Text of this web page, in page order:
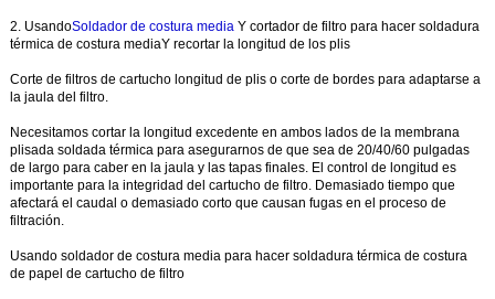
2. UsandoSoldador de costura media Y cortador de filtro para hacer soldadura
térmica de costura mediaY recortar la longitud de los plis
Corte de filtros de cartucho longitud de plis o corte de bordes para adaptarse a
la jaula del filtro.
Necesitamos cortar la longitud excedente en ambos lados de la membrana
plisada soldada térmica para asegurarnos de que sea de 20/40/60 pulgadas
de largo para caber en la jaula y las tapas finales. El control de longitud es
importante para la integridad del cartucho de filtro. Demasiado tiempo que
afectará el caudal o demasiado corto que causan fugas en el proceso de
filtración.
Usando soldador de costura media para hacer soldadura térmica de costura
de papel de cartucho de filtro